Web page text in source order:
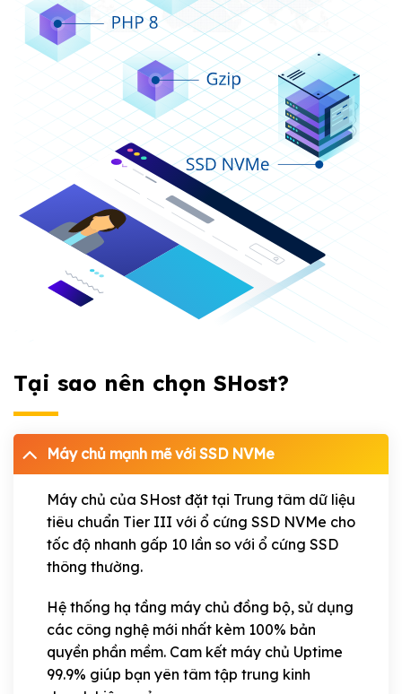
Tại sao nên chọn SHost?
Máy chủ mạnh mẽ với SSD NVMe
Máy chủ của SHost đặt tại Trung tâm dữ liệu
tiêu chuẩn Tier III với ổ cứng SSD NVMe cho
tốc độ nhanh gấp 10 lần so với ổ cứng SSD
thông thường.
Hệ thống hạ tầng máy chủ đồng bộ, sử dụng
các công nghệ mới nhất kèm 100% bản
quyền phần mềm. Cam kết máy chủ Uptime
99.9% giúp bạn yên tâm tập trung kinh